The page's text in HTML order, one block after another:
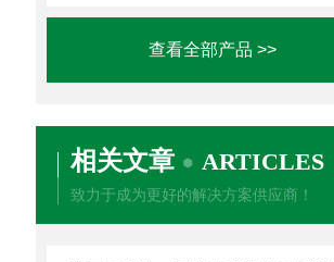
查看全部产品 >>
相关文章 ARTICLES
致力于成为更好的解决方案供应商！